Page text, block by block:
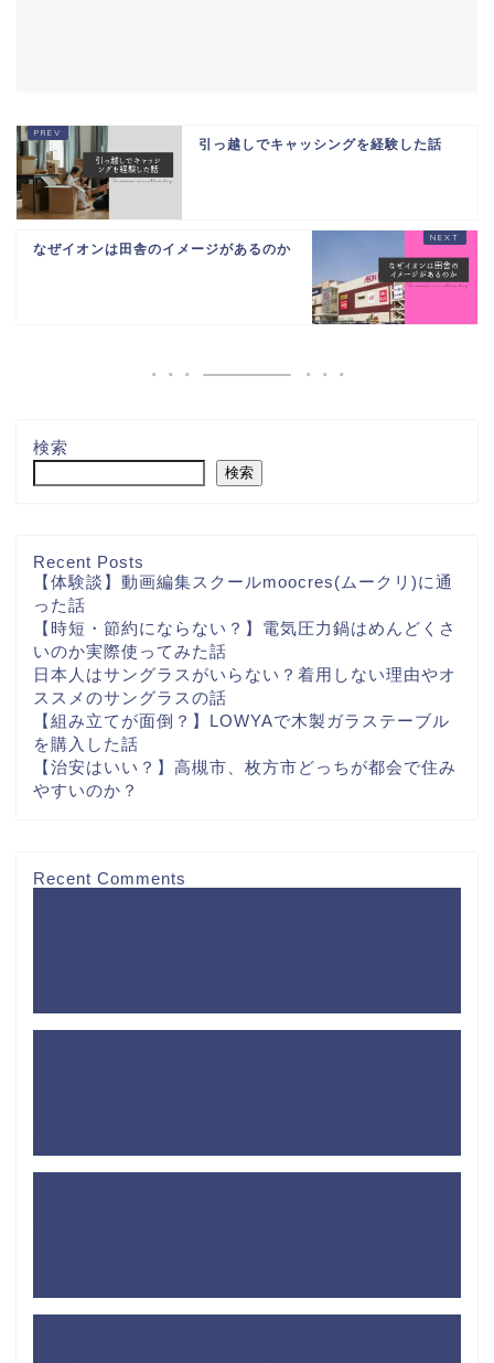
引っ越しでキャッシングを経験した話
なぜイオンは田舎のイメージがあるのか
検索
検索
Recent Posts
【体験談】動画編集スクールmoocres(ムークリ)に通
った話
【時短・節約にならない？】電気圧力鍋はめんどくさ
いのか実際使ってみた話
日本人はサングラスがいらない？着用しない理由やオ
ススメのサングラスの話
【組み立てが面倒？】LOWYAで木製ガラステーブル
を購入した話
【治安はいい？】高槻市、枚方市どっちが都会で住み
やすいのか？
Recent Comments